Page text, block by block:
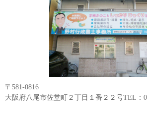
〒581-0816
大阪府八尾市佐堂町２丁目１番２２号TEL：